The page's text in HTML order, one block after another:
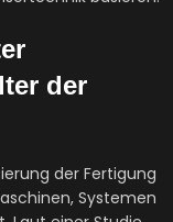
der
der Fertigung
Systemen